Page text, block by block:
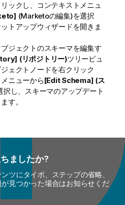
ックし、コンテキストメニュ
(Marketoの編集)を選択
トアップウィザードを開きま
ジェクトのスキーマを編集す
(リポジトリー)ツリービュ
ェクトノードを右クリック
ニューから[Edit Schema] (ス
択し、スキーマのアップデート
す。
ましたか?
ツにタイポ、ステップの省略、
見つかった場合はお知らせくだ